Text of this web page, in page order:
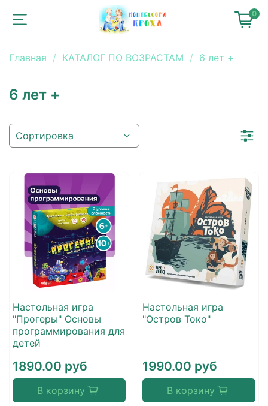
0
Главная КАТАЛОГ ПО ВОЗРАСТАМ 6 лет +
6 лет +
Настольная игра
"Прогеры" Основы
программирования для
детей
1890.00 руб
В корзину
Настольная игра
"Остров Токо"
1990.00 руб
В корзину